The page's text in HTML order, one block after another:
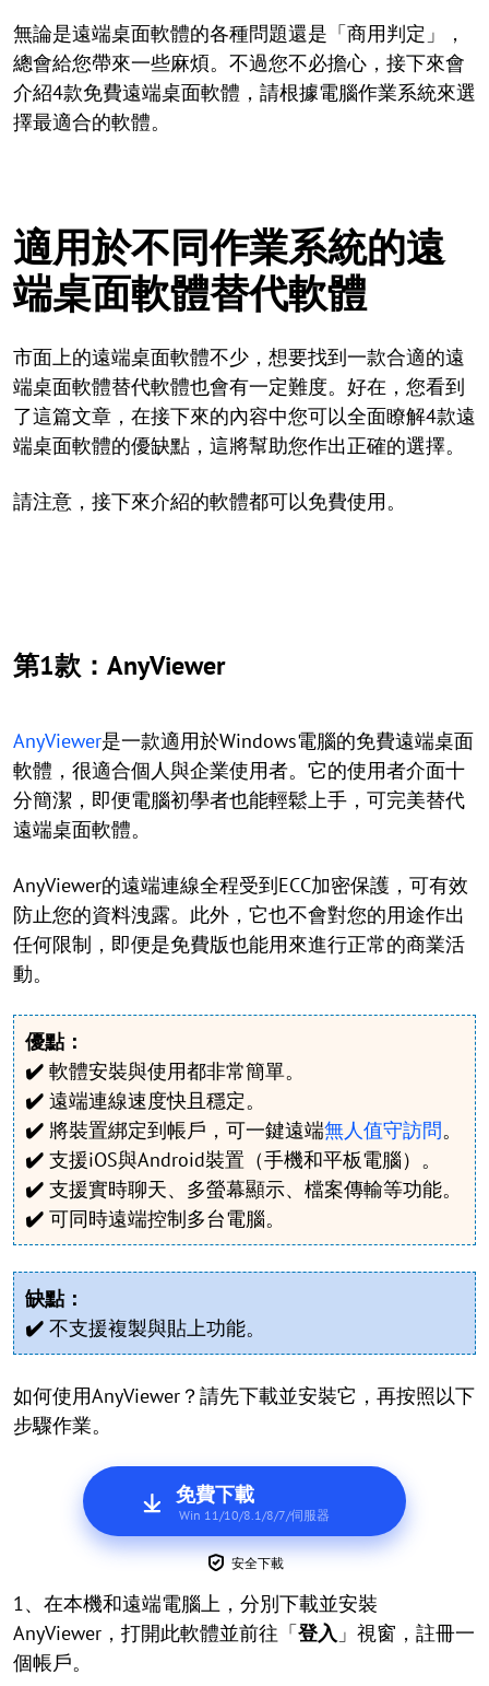
無論是遠端桌面軟體的各種問題還是「商用判定」，
總會給您帶來一些麻煩。不過您不必擔心，接下來會
介紹4款免費遠端桌面軟體，請根據電腦作業系統來選
擇最適合的軟體。
適用於不同作業系統的遠
端桌面軟體替代軟體
市面上的遠端桌面軟體不少，想要找到一款合適的遠
端桌面軟體替代軟體也會有一定難度。好在，您看到
了這篇文章，在接下來的內容中您可以全面瞭解4款遠
端桌面軟體的優缺點，這將幫助您作出正確的選擇。
請注意，接下來介紹的軟體都可以免費使用。
第1款：AnyViewer
AnyViewer是一款適用於Windows電腦的免費遠端桌面
軟體，很適合個人與企業使用者。它的使用者介面十
分簡潔，即便電腦初學者也能輕鬆上手，可完美替代
遠端桌面軟體。
AnyViewer的遠端連線全程受到ECC加密保護，可有效
防止您的資料洩露。此外，它也不會對您的用途作出
任何限制，即便是免費版也能用來進行正常的商業活
動。
優點：
✔️ 軟體安裝與使用都非常簡單。
✔️ 遠端連線速度快且穩定。
✔️ 將裝置綁定到帳戶，可一鍵遠端無人值守訪問。
✔️ 支援iOS與Android裝置（手機和平板電腦）。
✔️ 支援實時聊天、多螢幕顯示、檔案傳輸等功能。
✔️ 可同時遠端控制多台電腦。
缺點：
✔️ 不支援複製與貼上功能。
如何使用AnyViewer？請先下載並安裝它，再按照以下
步驟作業。
免費下載
Win 11/10/8.1/8/7/伺服器
安全下載
1、在本機和遠端電腦上，分別下載並安裝
AnyViewer，打開此軟體並前往「登入 」視窗，註冊一
個帳戶。